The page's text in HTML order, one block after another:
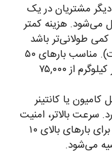
دیگر مشتریان در یک
می‌شود. هزینه کمتر
طولانی‌تر باشد
(به‌دلیل انتظار تکمیل ظرفیت). مناسب بارهای ۵۰
کیلو تا ۵ مترمکعب. نرخ هر کیلوگرم از ۷۵,۰۰۰
کامیون یا کانتینر
سرعت بالاتر، امنیت
بیشتر و تاریخ حرکت ثابت. برای بارهای بالای ۱۰
می‌شود.